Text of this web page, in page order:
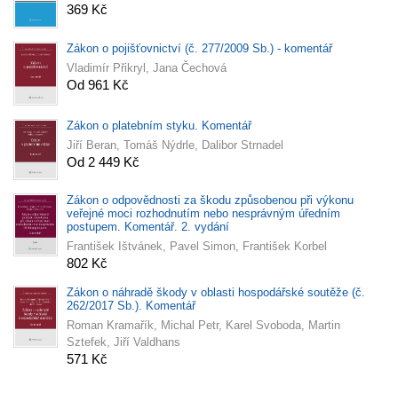
369 Kč
Zákon o pojišťovnictví (č. 277/2009 Sb.) - komentář
Vladimír Přikryl, Jana Čechová
Od 961 Kč
Zákon o platebním styku. Komentář
Jiří Beran, Tomáš Nýdrle, Dalibor Strnadel
Od 2 449 Kč
Zákon o odpovědnosti za škodu způsobenou při výkonu
veřejné moci rozhodnutím nebo nesprávným úředním
postupem. Komentář. 2. vydání
František Ištvánek, Pavel Simon, František Korbel
802 Kč
Zákon o náhradě škody v oblasti hospodářské soutěže (č.
262/2017 Sb.). Komentář
Roman Kramařík, Michal Petr, Karel Svoboda, Martin
Sztefek, Jiří Valdhans
571 Kč